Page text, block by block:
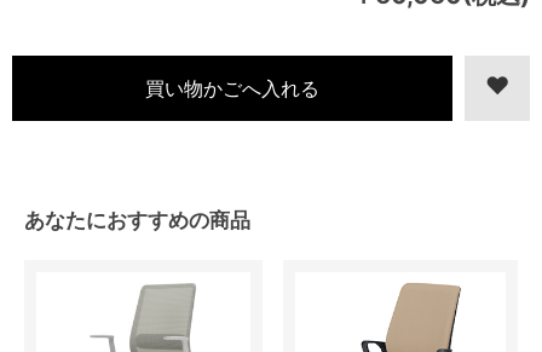
あなたにおすすめの商品